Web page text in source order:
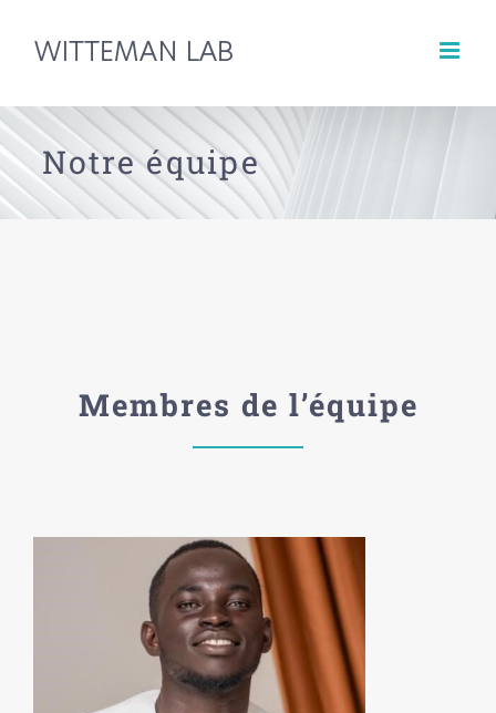
Notre équipe
Membres de l’équipe